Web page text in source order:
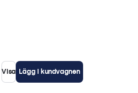
Visa Lägg i kundvagnen